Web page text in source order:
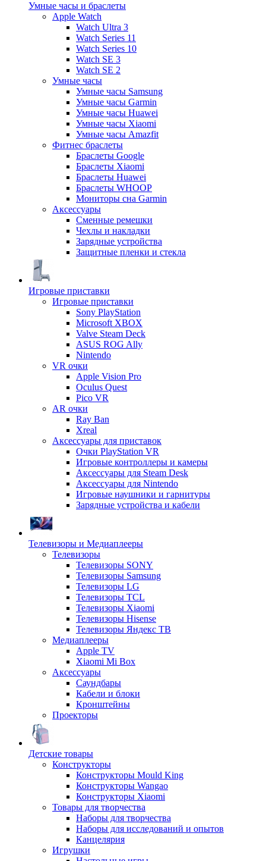
Умные часы и браслеты
Apple Watch
Watch Ultra 3
Watch Series 11
Watch Series 10
Watch SE 3
Watch SE 2
Умные часы
Умные часы Samsung
Умные часы Garmin
Умные часы Huawei
Умные часы Xiaomi
Умные часы Amazfit
Фитнес браслеты
Браслеты Google
Браслеты Xiaomi
Браслеты Huawei
Браслеты WHOOP
Мониторы сна Garmin
Аксессуары
Сменные ремешки
Чехлы и накладки
Зарядные устройства
Защитные пленки и стекла
Игровые приставки
Игровые приставки
Sony PlayStation
Microsoft XBOX
Valve Steam Deck
ASUS ROG Ally
Nintendo
VR очки
Apple Vision Pro
Oculus Quest
Pico VR
AR очки
Ray Ban
Xreal
Аксессуары для приставок
Очки PlayStation VR
Игровые контроллеры и камеры
Аксессуары для Steam Desk
Аксессуары для Nintendo
Игровые наушники и гарнитуры
Зарядные устройства и кабели
Телевизоры и Медиаплееры
Телевизоры
Телевизоры SONY
Телевизоры Samsung
Телевизоры LG
Телевизоры TCL
Телевизоры Xiaomi
Телевизоры Hisense
Телевизоры Яндекс ТВ
Медиаплееры
Apple TV
Xiaomi Mi Box
Аксессуары
Саундбары
Кабели и блоки
Кронштейны
Проекторы
Детские товары
Конструкторы
Конструкторы Mould King
Конструкторы Wangao
Конструкторы Xiaomi
Товары для творчества
Наборы для творчества
Наборы для исследований и опытов
Канцелярия
Игрушки